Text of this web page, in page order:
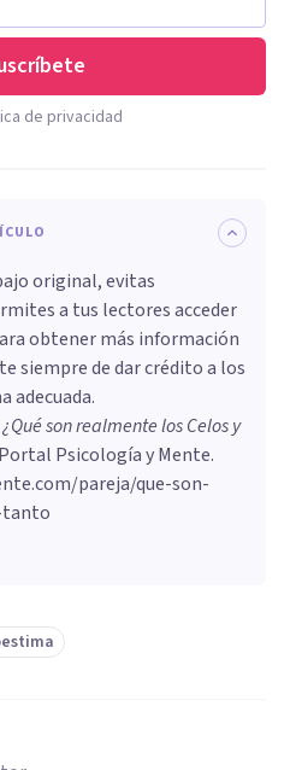
de privacidad
original, evitas
a tus lectores acceder
obtener más información
siempre de dar crédito a los
adecuada.
¿Qué son realmente los Celos y
Portal Psicología y Mente.
pareja/que-son-
tanto